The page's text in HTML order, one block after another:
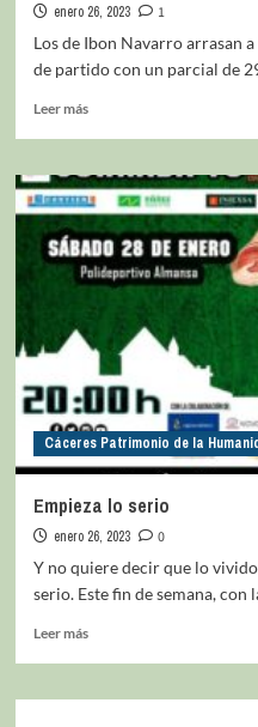
enero 26, 2023
1
Los de Ibon Navarro arrasan
de partido con un parcial de
Leer más
Cáceres Patrimonio de la
Empieza lo serio
enero 26, 2023
0
Y no quiere decir que lo
serio. Este fin de semana, con
Leer más